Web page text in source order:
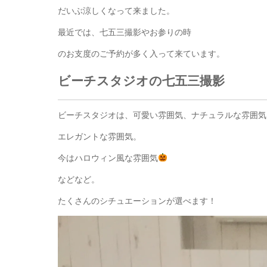
だいぶ涼しくなって来ました。
最近では、七五三撮影やお参りの時
のお支度のご予約が多く入って来ています。
ビーチスタジオの七五三撮影
ビーチスタジオは、可愛い雰囲気、ナチュラルな雰囲
エレガントな雰囲気。
今はハロウィン風な雰囲気
などなど。
たくさんのシチュエーションが選べます！